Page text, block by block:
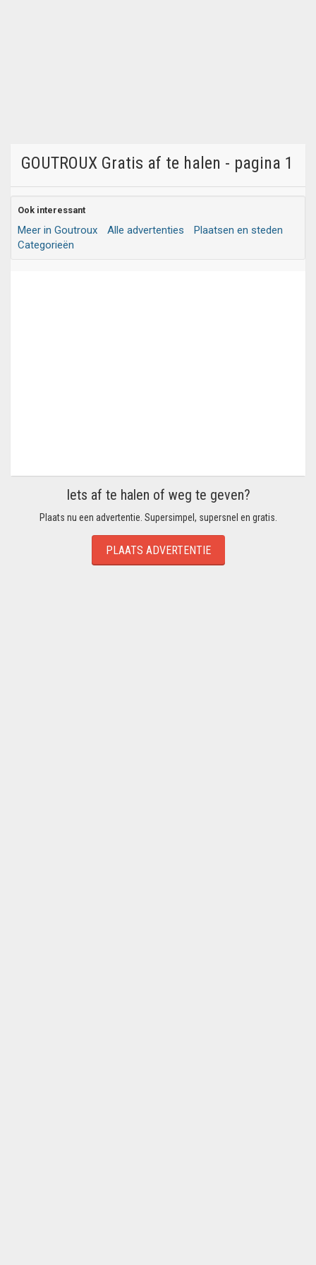
GOUTROUX Gratis af te halen - pagina 1
Ook interessant
Meer in Goutroux Alle advertenties
Plaatsen en steden
Categorieën
Iets af te halen of weg te geven?
Plaats nu een advertentie. Supersimpel, supersnel en gratis.
PLAATS ADVERTENTIE